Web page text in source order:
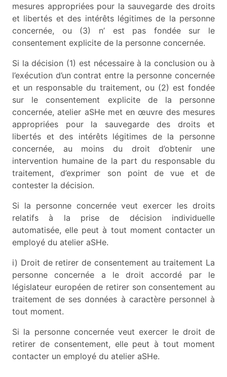
mesures appropriées pour la sauvegarde des droits
et libertés et des intérêts légitimes de la personne
concernée, ou (3) n’ est pas fondée sur le
consentement explicite de la personne concernée.
Si la décision (1) est nécessaire à la conclusion ou à
l’exécution d’un contrat entre la personne concernée
et un responsable du traitement, ou (2) est fondée
sur le consentement explicite de la personne
concernée, atelier aSHe met en œuvre des mesures
appropriées pour la sauvegarde des droits et
libertés et des intérêts légitimes de la personne
concernée, au moins du droit d’obtenir une
intervention humaine de la part du responsable du
traitement, d’exprimer son point de vue et de
contester la décision.
Si la personne concernée veut exercer les droits
relatifs à la prise de décision individuelle
automatisée, elle peut à tout moment contacter un
employé du atelier aSHe.
i) Droit de retirer de consentement au traitement La
personne concernée a le droit accordé par le
législateur européen de retirer son consentement au
traitement de ses données à caractère personnel à
tout moment.
Si la personne concernée veut exercer le droit de
retirer de consentement, elle peut à tout moment
contacter un employé du atelier aSHe.